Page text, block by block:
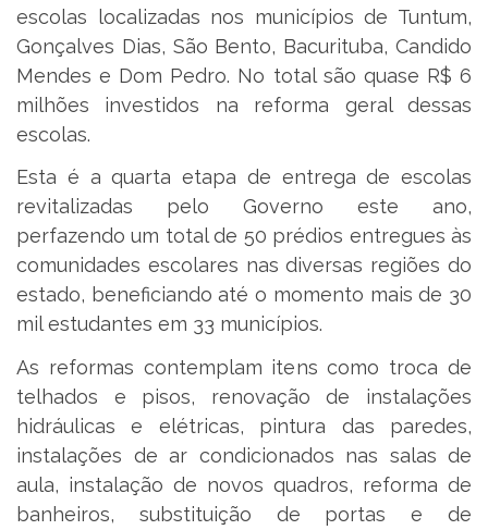
escolas localizadas nos municípios de Tuntum,
Gonçalves Dias, São Bento, Bacurituba, Candido
Mendes e Dom Pedro. No total são quase R$ 6
milhões investidos na reforma geral dessas
escolas.
Esta é a quarta etapa de entrega de escolas
revitalizadas pelo Governo este ano,
perfazendo um total de 50 prédios entregues às
comunidades escolares nas diversas regiões do
estado, beneficiando até o momento mais de 30
mil estudantes em 33 municípios.
As reformas contemplam itens como troca de
telhados e pisos, renovação de instalações
hidráulicas e elétricas, pintura das paredes,
instalações de ar condicionados nas salas de
aula, instalação de novos quadros, reforma de
banheiros, substituição de portas e de